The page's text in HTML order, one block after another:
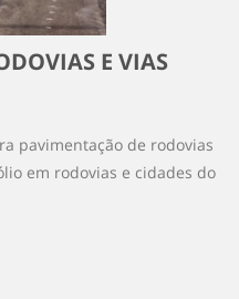
E VIAS
pavimentação de rodovias
em rodovias e cidades do